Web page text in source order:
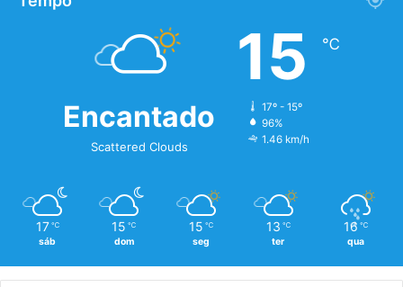
Encantado
Scattered Clouds
15 ℃
17º - 15º
96%
1.46 km/h
17 ℃
sáb
15 ℃
dom
15 ℃
seg
13 ℃
ter
16 ℃
qua